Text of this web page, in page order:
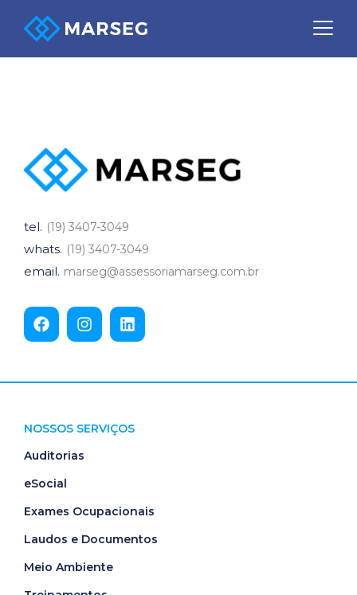
tel. (19) 3407-3049
whats. (19) 3407-3049
email. marseg@assessoriamarseg.com.br
NOSSOS SERVIÇOS
Auditorias
eSocial
Exames Ocupacionais
Laudos e Documentos
Meio Ambiente